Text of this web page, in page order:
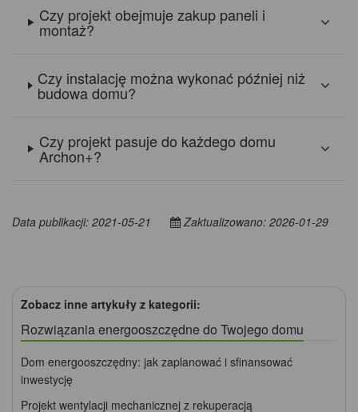
Czy projekt obejmuje zakup paneli i
montaż?
Czy instalację można wykonać później niż
budowa domu?
Czy projekt pasuje do każdego domu
Archon+?
Data publikacji: 2021-05-21 Zaktualizowano: 2026-01-29
Zobacz inne artykuły z kategorii:
Rozwiązania energooszczędne do Twojego domu
Dom energooszczędny: jak zaplanować i sfinansować
inwestycję
Projekt wentylacji mechanicznej z rekuperacją